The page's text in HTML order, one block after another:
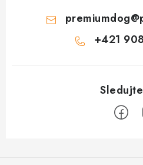
premiumdog@
+421